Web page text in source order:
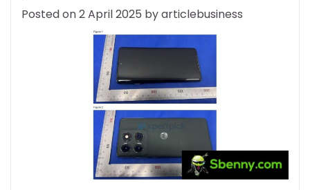
Posted on2 April 2025 byarticlebusiness